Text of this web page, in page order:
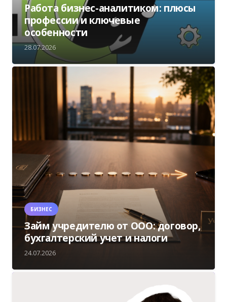
Работа бизнес-аналитиком: плюсы
профессии и ключевые
особенности
28.07.2026
БИЗНЕС
Займ учредителю от ООО: договор,
бухгалтерский учет и налоги
24.07.2026